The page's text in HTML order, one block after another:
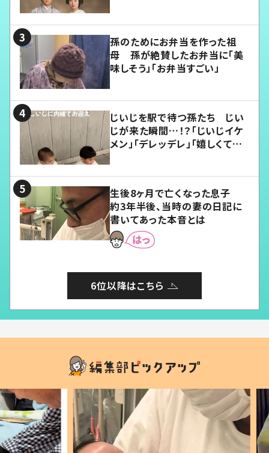
孫のためにお弁当を作った祖
母 孫が絶賛したお弁当に「美
味しそう」「お弁当すごい」
じいじを駅で待つ孫たち じい
じが来た瞬間…！？「じいじイケ
メン」「デレッデレ」「嬉しくて可
生後8ヶ月で亡くなった息子
約3年半後、当時の妻の日記に
書いてあった本音とは
6位以降はこちら